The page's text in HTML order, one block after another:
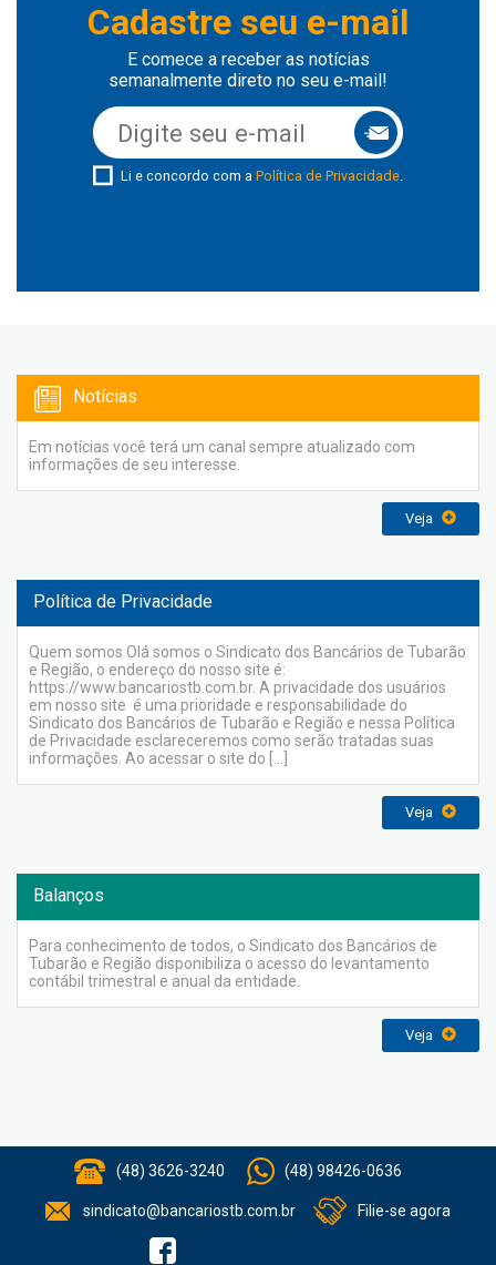
Cadastre seu e-mail
E comece a receber as notícias
semanalmente direto no seu e-mail!
Li e concordo com a Política de Privacidade.
Notícias
Em notícias você terá um canal sempre atualizado com
informações de seu interesse.
Veja
Política de Privacidade
Quem somos Olá somos o Sindicato dos Bancários de Tubarão
e Região, o endereço do nosso site é:
https://www.bancariostb.com.br. A privacidade dos usuários
em nosso site é uma prioridade e responsabilidade do
Sindicato dos Bancários de Tubarão e Região e nessa Política
de Privacidade esclareceremos como serão tratadas suas
informações. Ao acessar o site do […]
Veja
Balanços
Para conhecimento de todos, o Sindicato dos Bancários de
Tubarão e Região disponibiliza o acesso do levantamento
contábil trimestral e anual da entidade.
Veja
(48) 3626-3240 (48) 98426-0636
sindicato@bancariostb.com.br Filie-se agora